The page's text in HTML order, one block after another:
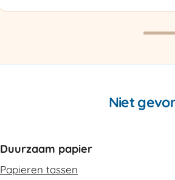
Niet
Duurzaam papier
Papieren tassen